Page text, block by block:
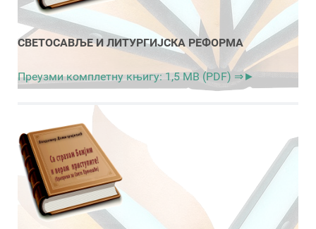
СВЕТОСАВЉЕ И ЛИТУРГИЈСКА РЕФОРМА
Преузми комплетну књигу: 1,5 MB (PDF) ⇒►